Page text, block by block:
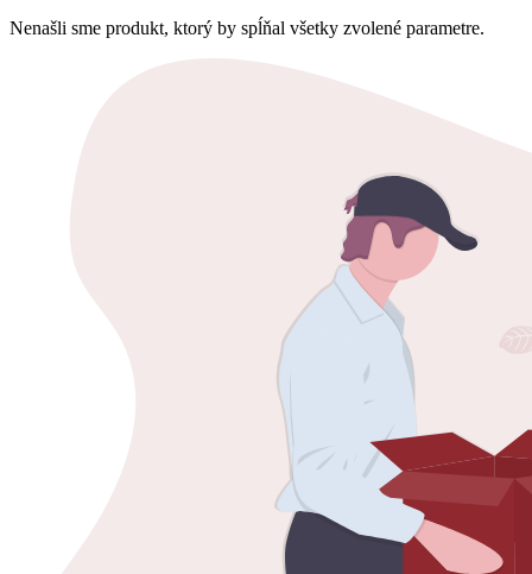
Nenašli sme produkt, ktorý by spĺňal všetky zvolené parametre.